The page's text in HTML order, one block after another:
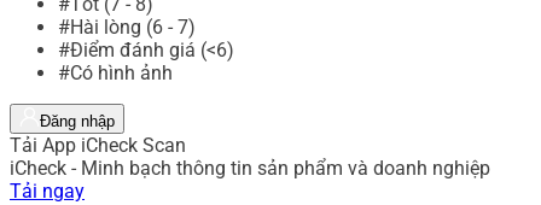
#Tốt (7 - 8)
#Hài lòng (6 - 7)
#Điểm đánh giá (<6)
#Có hình ảnh
Đăng nhập
Tải App iCheck Scan
iCheck - Minh bạch thông tin sản phẩm và doanh nghiệp
Tải ngay